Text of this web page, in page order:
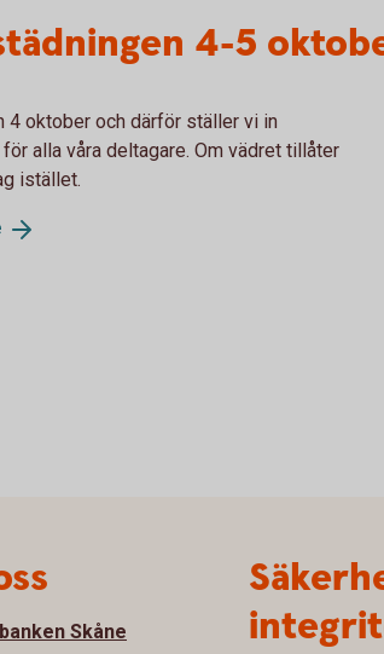
4-5
4 oktober och därför ställer vi in
alla våra deltagare. Om vädret tillåter
istället.
Skåne